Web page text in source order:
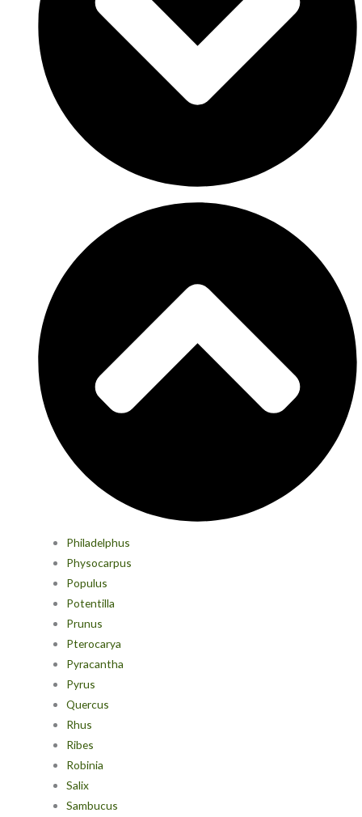
Philadelphus
Physocarpus
Populus
Potentilla
Prunus
Pterocarya
Pyracantha
Pyrus
Quercus
Rhus
Ribes
Robinia
Salix
Sambucus